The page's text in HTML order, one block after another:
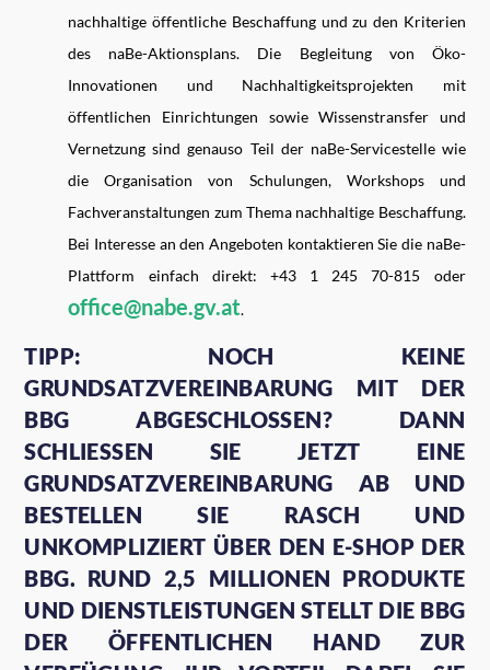
nachhaltige öffentliche Beschaffung und zu den Kriterien
des naBe-Aktionsplans. Die Begleitung von Öko-
Innovationen und Nachhaltigkeitsprojekten mit
öffentlichen Einrichtungen sowie Wissenstransfer und
Vernetzung sind genauso Teil der naBe-Servicestelle wie
die Organisation von Schulungen, Workshops und
Fachveranstaltungen zum Thema nachhaltige Beschaffung.
Bei Interesse an den Angeboten kontaktieren Sie die naBe-
Plattform einfach direkt: +43 1 245 70-815 oder
office@nabe.gv.at.
TIPP: NOCH KEINE
GRUNDSATZVEREINBARUNG MIT DER
BBG ABGESCHLOSSEN? DANN
SCHLIESSEN SIE JETZT EINE G
RUNDSATZVEREINBARUNG AB UND B
ESTELLEN SIE RASCH UND U
NKOMPLIZIERT ÜBER DEN E-SHOP DER B
BG. RUND 2,5 MILLIONEN PRODUKTE U
ND DIENSTLEISTUNGEN STELLT DIE BBG D
ER ÖFFENTLICHEN HAND ZUR V